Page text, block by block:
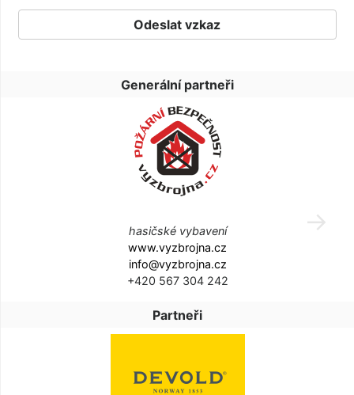
Generální partneři
hasičské vybavení
www.vyzbrojna.cz
info@vyzbrojna.cz
+420 567 304 242
Partneři